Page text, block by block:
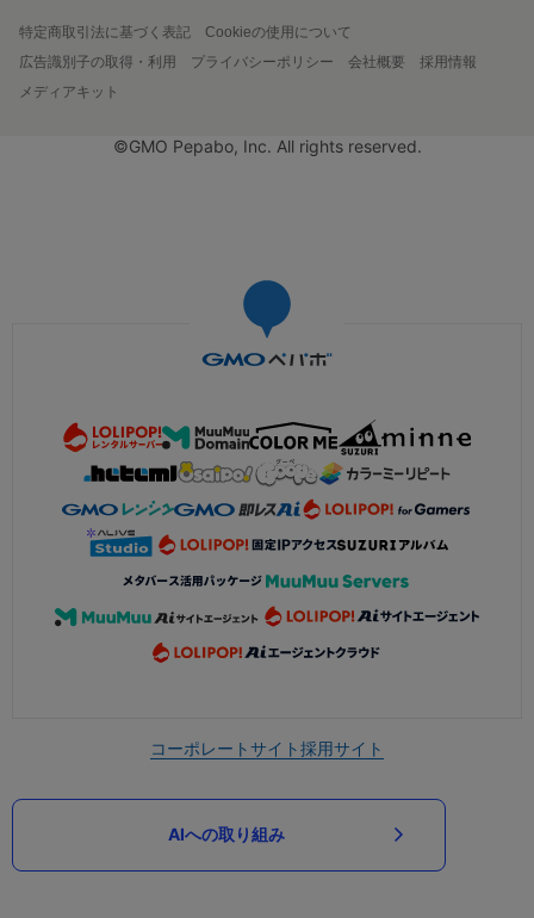
特定商取引法に基づく表記
Cookieの使用について
広告識別子の取得・利用
プライバシーポリシー 会社概要
採用情報
メディアキット
©GMO Pepabo, Inc. All rights reserved.
コーポレートサイト採用サイト
AIへの取り組み